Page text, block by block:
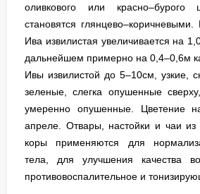
оливкового или
становятся
Ива извилистая увеличивается на
дальнейшем примерно на 0,4–0,6м
Ивы извилистой до 5–10см, узкие,
зеленые, слегка опушенные
умеренно опушенные. Цветение
апреле. Отвары, настойки и чаи из
коры применяются для
тела, для улучшения качества
противовоспалительное и